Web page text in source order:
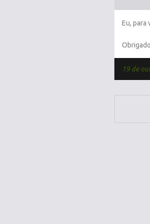
Eu, para
19 de